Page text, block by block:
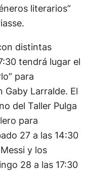
literarios”
distintas
tendrá lugar el
para
Larralde. El
del Taller Pulga
para
27 a las 14:30
y los
28 a las 17:30